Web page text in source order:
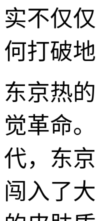
实不仅
何打破
东京热
觉革命
代，东
闯入了